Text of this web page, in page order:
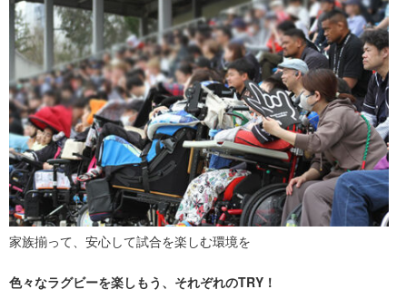
家族揃って、安心して試合を楽しむ環境を
色々なラグビーを楽しもう、それぞれのTRY！